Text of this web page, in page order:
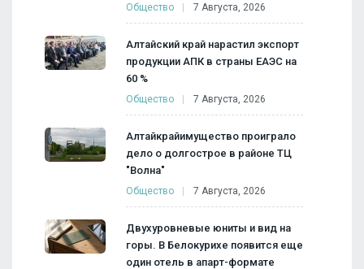
Общество 7 Августа, 2026
Алтайский край нарастил экспорт
продукции АПК в страны ЕАЭС на
60 %
Общество 7 Августа, 2026
Алтайкрайимущество проиграло
дело о долгострое в районе ТЦ
"Волна"
Общество 7 Августа, 2026
Двухуровневые юниты и вид на
горы. В Белокурихе появится еще
один отель в апарт-формате